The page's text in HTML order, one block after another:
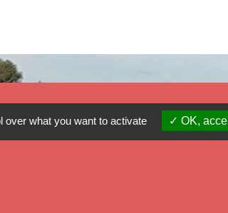
what you want to activate OK,